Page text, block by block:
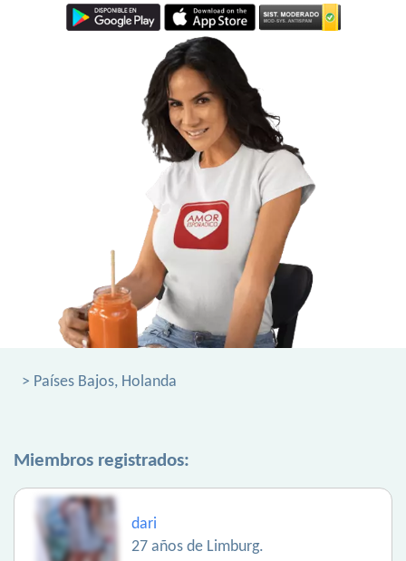
> Países Bajos, Holanda
Miembros registrados:
dari
27 años de Limburg.